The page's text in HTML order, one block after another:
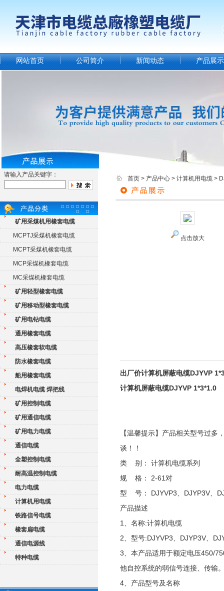
网站首页 公司简介 新闻动态 产品展示
请输入产品关键字：
矿用采煤机用橡套电缆
MCPTJ采煤机橡套电缆
MCPT采煤机橡套电缆
MCP采煤机橡套电缆
MC采煤机橡套电缆
矿用轻型橡套电缆
矿用移动型橡套电缆
矿用电钻电缆
通用橡套电缆
高压橡套软电缆
防水橡套电缆
船用橡套电缆
电焊机电缆 焊把线
矿用控制电缆
矿用通信电缆
矿用电力电缆
通信电缆
全塑控制电缆
耐高温控制电缆
电力电缆
计算机用电缆
铁路信号电缆
橡套扁电缆
通信电源线
特种电缆
首页 > 产品中心 > 计算机用电缆 >
点击放大
出厂价计算机屏蔽电缆DJYVP
计算机屏蔽电缆DJYVP 1*3*1.0
【温馨提示】产品相关型号过
谈！！
类 别： 计算机电缆系列
规 格： 2-61对
型 号： DJYVP3、DJYP3V、
产品描述
1、名称:计算机电缆
2、型号:DJYVP3、DJYP3V、
3、本产品适用于额定电压450/
他自控系统的弱信号连接、传输
4、产品型号及名称